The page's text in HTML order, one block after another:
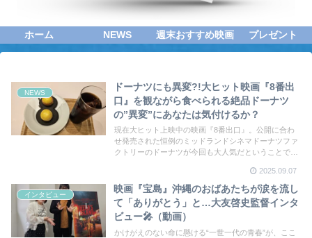
ホーム NEWS 週末おすすめ映画 プレゼント
NEWS
ドーナツにも異変?!大ヒット映画『8番出
口』を観ながら食べられる絶品ドーナツ
の”異変”にあなたは気付けるか？
現在大ヒット上映中の映画『8番出口』。公開に合わ
せ発売された恒例のミッドランドシネマドーナツファ
クトリーのドーナツが今回も大人気だということで取
2025.09.07
インタビュー
映画『宝島』沖縄のおばあたちが涙を流し
て「ありがとう」と…大友啓史監督インタ
ビュー🎤（動画）
かけがえのない命に懸ける“一世一代の青春”が、ここ